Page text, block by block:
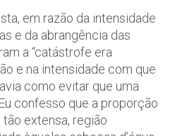
em razão da intensidade
e da abrangência das
a “catástrofe era
e na intensidade com que
como evitar que uma
confesso que a proporção
extensa, região